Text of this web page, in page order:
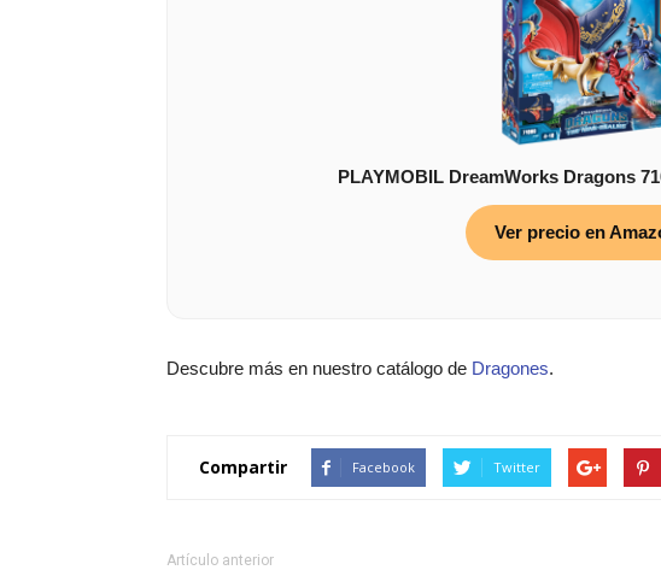
PLAYMOBIL DreamWorks Dragons
Ver precio en
Descubre más en nuestro catálogo de Dragones.
Compartir Facebook Twitter
Artículo anterior